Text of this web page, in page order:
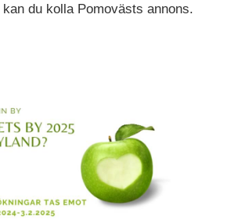
du kolla Pomovästs annons.